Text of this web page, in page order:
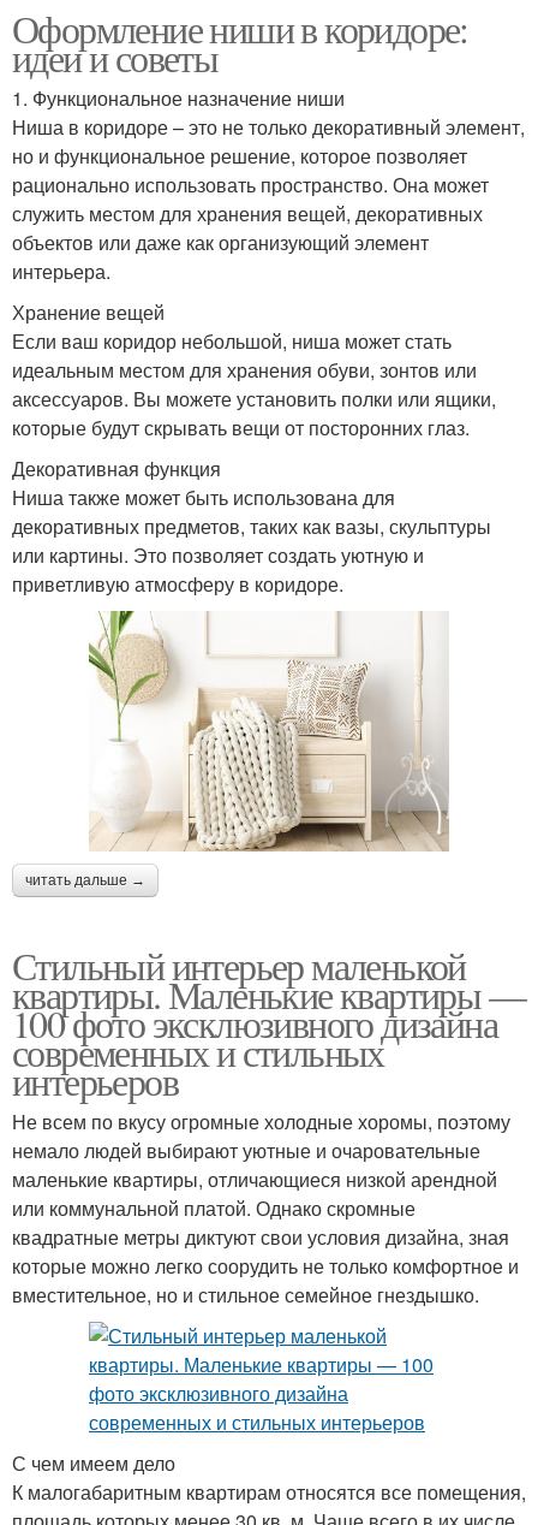
Оформление ниши в коридоре:
идеи и советы
1. Функциональное назначение ниши
Ниша в коридоре – это не только декоративный элемент,
но и функциональное решение, которое позволяет
рационально использовать пространство. Она может
служить местом для хранения вещей, декоративных
объектов или даже как организующий элемент
интерьера.
Хранение вещей
Если ваш коридор небольшой, ниша может стать
идеальным местом для хранения обуви, зонтов или
аксессуаров. Вы можете установить полки или ящики,
которые будут скрывать вещи от посторонних глаз.
Декоративная функция
Ниша также может быть использована для
декоративных предметов, таких как вазы, скульптуры
или картины. Это позволяет создать уютную и
приветливую атмосферу в коридоре.
читать дальше →
Стильный интерьер маленькой
квартиры. Маленькие квартиры —
100 фото эксклюзивного дизайна
современных и стильных
интерьеров
Не всем по вкусу огромные холодные хоромы, поэтому
немало людей выбирают уютные и очаровательные
маленькие квартиры, отличающиеся низкой арендной
или коммунальной платой. Однако скромные
квадратные метры диктуют свои условия дизайна, зная
которые можно легко соорудить не только комфортное и
вместительное, но и стильное семейное гнездышко.
С чем имеем дело
К малогабаритным квартирам относятся все помещения,